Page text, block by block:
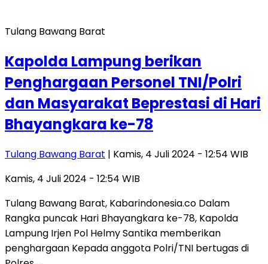
Tulang Bawang Barat
Kapolda Lampung berikan
Penghargaan Personel TNI/Polri
dan Masyarakat Beprestasi di Hari
Bhayangkara ke-78
Tulang Bawang Barat | Kamis, 4 Juli 2024 - 12:54 WIB
Kamis, 4 Juli 2024 - 12:54 WIB
Tulang Bawang Barat, Kabarindonesia.co Dalam
Rangka puncak Hari Bhayangkara ke-78, Kapolda
Lampung Irjen Pol Helmy Santika memberikan
penghargaan Kepada anggota Polri/TNI bertugas di